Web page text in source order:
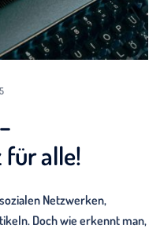
für alle!
Netzwerken,
Doch wie erkennt man,